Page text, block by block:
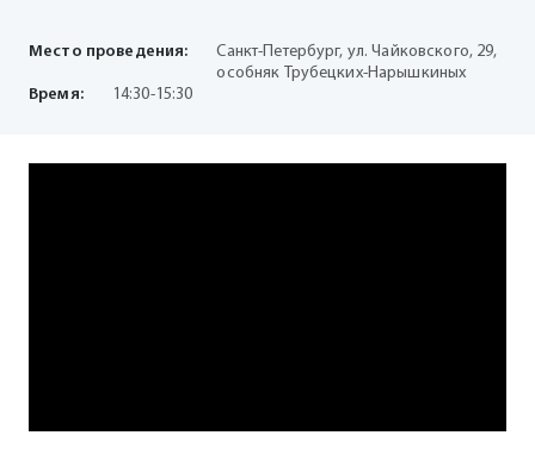
Место проведения:
Санкт-Петербург, ул. Чайковского, 29,
особняк Трубецких-Нарышкиных
Время:
14:30-15:30